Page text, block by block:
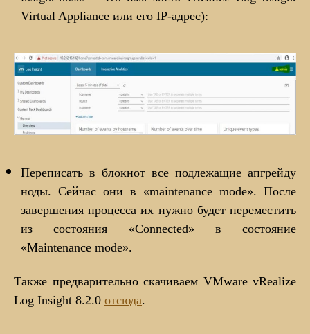
Virtual Appliance или его IP-адрес):
Переписать в блокнот все подлежащие апгрейду
ноды. Сейчас они в «maintenance mode». После
завершения процесса их нужно будет переместить
из состояния «Connected» в состояние
«Maintenance mode».
Также предварительно скачиваем VMware vRealize
Log Insight 8.2.0 отсюда.